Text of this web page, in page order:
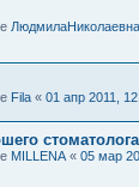
ЛюдмилаНиколаевна
Fila « 01 апр 2011,
стоматолога
MILLENA « 05 мар